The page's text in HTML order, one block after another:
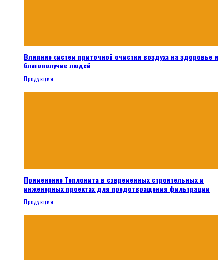
Влияние систем приточной очистки воздуха на здоровье и
благополучие людей
Продукция
Применение Теплонита в современных строительных и
инженерных проектах для предотвращения фильтрации
Продукция